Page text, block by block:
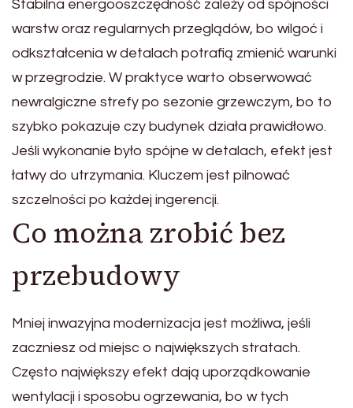
Stabilna energooszczędność zależy od spójności
warstw oraz regularnych przeglądów, bo wilgoć i
odkształcenia w detalach potrafią zmienić warunki
w przegrodzie. W praktyce warto obserwować
newralgiczne strefy po sezonie grzewczym, bo to
szybko pokazuje czy budynek działa prawidłowo.
Jeśli wykonanie było spójne w detalach, efekt jest
łatwy do utrzymania. Kluczem jest pilnować
szczelności po każdej ingerencji.
Co można zrobić bez
przebudowy
Mniej inwazyjna modernizacja jest możliwa, jeśli
zaczniesz od miejsc o największych stratach.
Często największy efekt dają uporządkowanie
wentylacji i sposobu ogrzewania, bo w tych